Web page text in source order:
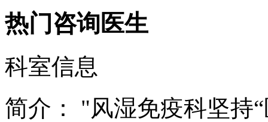
热门咨询医生
科室信息
简介：
"风湿免疫科坚持